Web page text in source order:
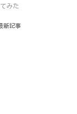
みた
新記事